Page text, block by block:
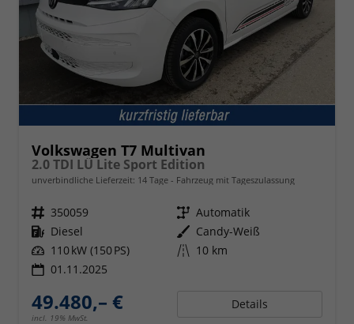
Volkswagen T7 Multivan
2.0 TDI LÜ Lite Sport Edition
unverbindliche Lieferzeit: 14 Tage Fahrzeug mit Tageszulassung
Fahrzeugnr. 350059 Getriebe Automatik
Kraftstoff Diesel Außenfarbe Candy-Weiß
Leistung 110 kW (150 PS) Kilometerstand 10 km
01.11.2025
49.480,– €
incl. 19% MwSt.
Details